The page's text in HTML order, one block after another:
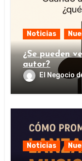
Noticias
¿Se pueden
autor?
El Negocio
Noticias